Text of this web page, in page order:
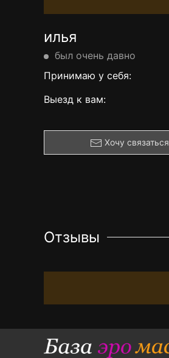
илья
был очень давно
Принимаю у себя:
Выезд к вам:
Хочу связаться
Отзывы